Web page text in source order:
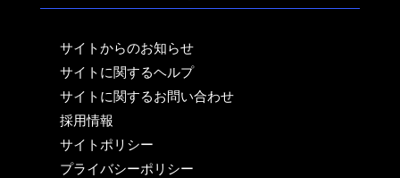
サイトからのお知らせ
サイトに関するヘルプ
サイトに関するお問い合わせ
採用情報
サイトポリシー
プライバシーポリシー